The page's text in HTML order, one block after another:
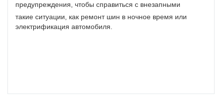
предупреждения, чтобы справиться с внезапными
такие ситуации, как ремонт шин в ночное время или
электрификация автомобиля.